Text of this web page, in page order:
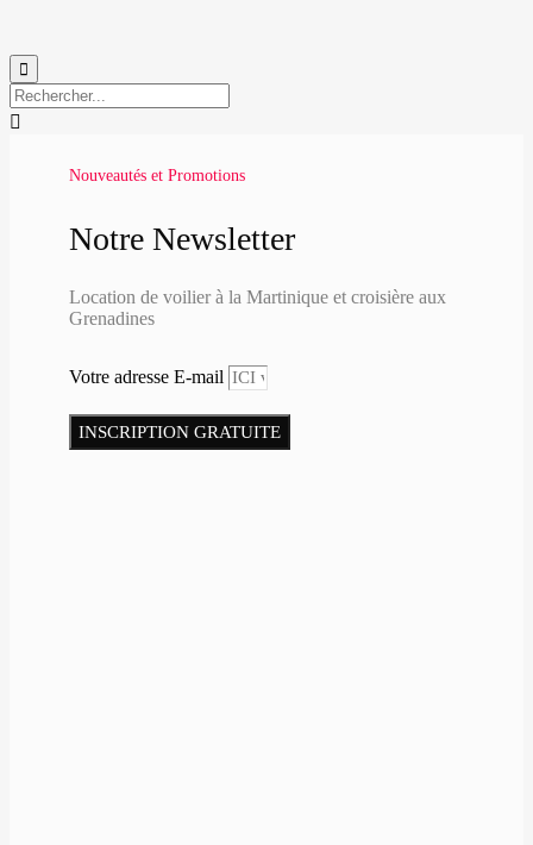


Nouveautés et Promotions
Notre Newsletter
Location de voilier à la Martinique et croisière aux
Grenadines
Votre adresse E-mail
INSCRIPTION GRATUITE